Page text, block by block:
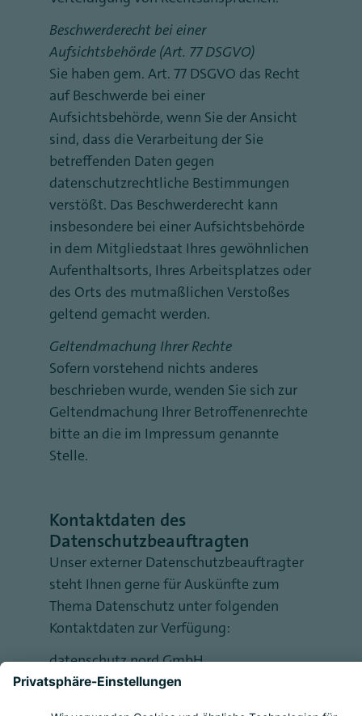
Beschwerderecht bei einer
Aufsichtsbehörde (Art. 77 DSGVO)
Sie haben gem. Art. 77 DSGVO das Recht
auf Beschwerde bei einer
Aufsichtsbehörde, wenn Sie der Ansicht
sind, dass die Verarbeitung der Sie
betreffenden Daten gegen
datenschutzrechtliche Bestimmungen
verstößt. Das Beschwerderecht kann
insbesondere bei einer Aufsichtsbehörde
in dem Mitgliedstaat Ihres gewöhnlichen
Aufenthaltsorts, Ihres Arbeitsplatzes oder
des Orts des mutmaßlichen Verstoßes
geltend gemacht werden.
Geltendmachung Ihrer Rechte
Sofern vorstehend nichts anderes
beschrieben wurde, wenden Sie sich zur
Geltendmachung Ihrer Betroffenenrechte
bitte an die im Impressum genannte
Stelle.
Kontaktdaten des
Datenschutzbeauftragten
Unser externer Datenschutzbeauftragter
steht Ihnen gerne für Auskünfte zum
Thema Datenschutz unter folgenden
Kontaktdaten zur Verfügung:
datenschutz nord GmbH
Niederlassung Berlin